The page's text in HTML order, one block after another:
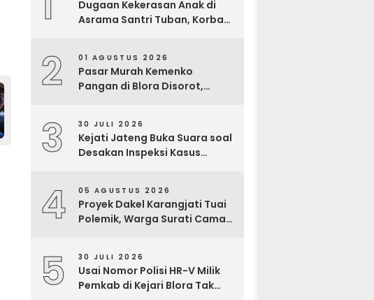
Dugaan Kekerasan Anak di
Asrama Santri Tuban, Korban
2 01 AGUSTUS 2026
Pasar Murah Kemenko
Pangan di Blora Disorot,
3 30 JULI 2026
Kejati Jateng Buka Suara soal
Desakan Inspeksi Kasus
4 05 AGUSTUS 2026
Proyek Dakel Karangjati Tuai
Polemik, Warga Surati Camat
5 30 JULI 2026
Usai Nomor Polisi HR-V Milik
Pemkab di Kejari Blora Tak